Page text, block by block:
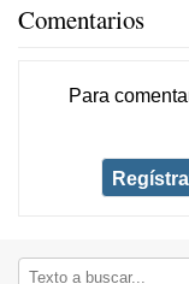
Comentarios
Para